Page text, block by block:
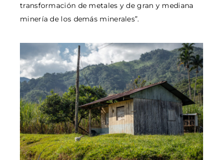
transformación de metales y de gran y mediana
minería de los demás minerales”.